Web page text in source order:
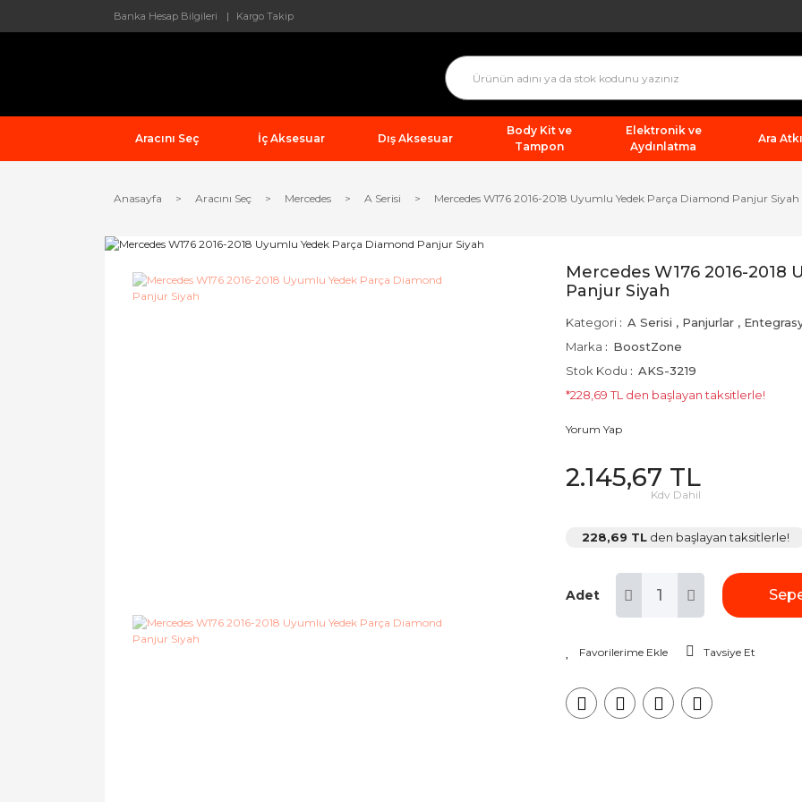
Banka Hesap Bilgileri Kargo Takip
Aracını Seç İç Aksesuar Dış Aksesuar
Body Kit ve
Tampon
Elektronik ve
Aydınlatma
Ara
Anasayfa Aracını Seç Mercedes A Serisi Mercedes W176 2016-2018 Uyumlu Yedek Parça Diamond Panjur Siyah
Mercedes W176 2016-2018
Panjur Siyah
Kategori A Serisi , Panjurlar ,
Marka
BoostZone
Stok Kodu
AKS-3219
*228,69 TL den başlayan taksitlerle!
Yorum Yap
2.145,67 TL
Kdv Dahil
228,69 TL den başlayan taksitlerle!
Adet
Tavsiye Et